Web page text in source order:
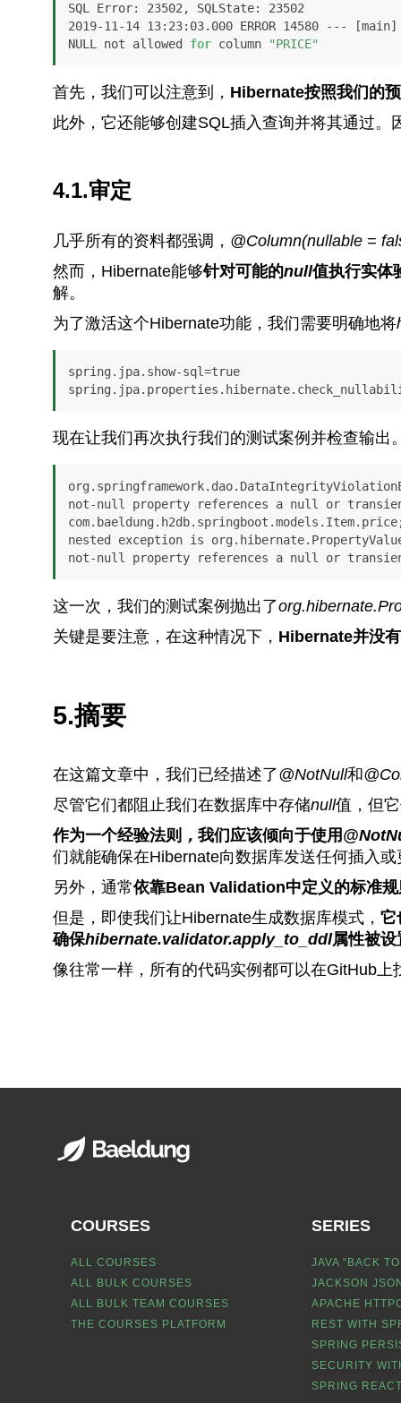
SQL Error: 23502, SQLState: 23502
2019-11-14 13:23:03.000 ERROR 14580 ---
NULL not allowed for column "PRICE"
首先，我们可以注意到， Hibernate按照我们的
此外，它还能够创建SQL插入查询并将其通过。
4.1.审定
几乎所有的资料都强调， @Column(nullable =
然而，Hibernate能够针对可能的null值执行实体
解。
为了激活这个Hibernate功能，我们需要明确地将
spring.jpa.show-sql=true
现在让我们再次执行我们的测试案例并检查输出
not-null property references a null or
nested exception is
not-null property references a null or
这一次，我们的测试案例抛出了
关键是要注意，在这种情况下， Hibernate并没
5.摘要
在这篇文章中，我们已经描述了@NotNull和
尽管它们都阻止我们在数据库中存储null值，但
作为一个经验法则 ， 我们应该倾向于使用
们就能确保在Hibernate向数据库发送任何插入
另外，通常依靠Bean Validation中定义的标准规
但是，即使我们让Hibernate生成数据库模式， 它
确保hibernate.validator.apply_to_ddl属性被设
像往常一样，所有的代码实例都可以在GitHub上
COURSES
ALL COURSES
ALL BULK COURSES
ALL BULK TEAM COURSES
THE COURSES PLATFORM
SERIES
JAVA “BACK
JACKSON
APACHE
REST WITH
SPRING
SECURITY
SPRING